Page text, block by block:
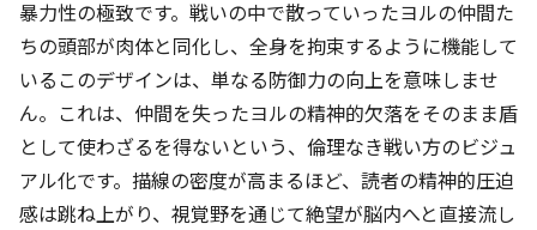
暴力性の極致です。戦いの中で散っていったヨルの仲間た
ちの頭部が肉体と同化し、全身を拘束するように機能して
いるこのデザインは、単なる防御力の向上を意味しませ
ん。これは、仲間を失ったヨルの精神的欠落をそのまま盾
として使わざるを得ないという、倫理なき戦い方のビジュ
アル化です。描線の密度が高まるほど、読者の精神的圧迫
感は跳ね上がり、視覚野を通じて絶望が脳内へと直接流し